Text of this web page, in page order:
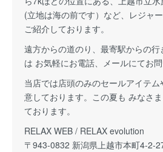
(立地は海の前です）など、レジャ
ご紹介しております。
遠方からの道のり、最寄駅からの
は お気軽にお電話、メールにてお問
当店では店頭のみのセールアイテ
意しております。この夏も みなさ
ております。
RELAX WEB / RELAX evolution
〒943-0832 新潟県上越市本町4-2-